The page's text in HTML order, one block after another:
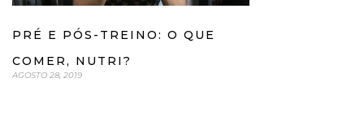
PRÉ E PÓS-TREINO: O QUE
COMER, NUTRI?
AGOSTO 28, 2019